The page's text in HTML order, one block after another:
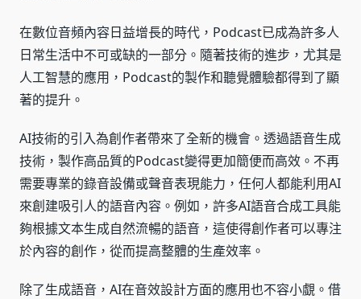
在數位音頻內容日益增長的時代，Podcast已成為許多人
日常生活中不可或缺的一部分。隨著技術的進步，尤其是
人工智慧的應用，Podcast的製作和聽覺體驗都得到了顯
著的提升。
AI技術的引入為創作者帶來了全新的機會。透過語音生成
技術，製作高品質的Podcast變得更加簡便而高效。不再
需要專業的錄音設備或聲音表現能力，任何人都能利用AI
來創建吸引人的語音內容。例如，許多AI語音合成工具能
夠根據文本生成自然流暢的語音，這使得創作者可以專注
於內容的創作，從而提高整體的生產效率。
除了生成語音，AI在音效設計方面的應用也不容小覷。借